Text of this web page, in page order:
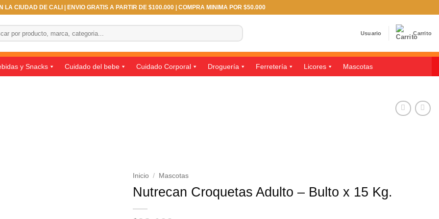
LA CIUDAD DE CALI | ENVIO GRATIS A PARTIR DE $100.000 | COMPRA MINIMA POR $50.000
Usuario Carrito
y Snacks Cuidado del bebe Cuidado Corporal Droguería Ferretería Licores Mascotas
Inicio / Mascotas
Nutrecan Croquetas Adulto – Bulto x 15 Kg.